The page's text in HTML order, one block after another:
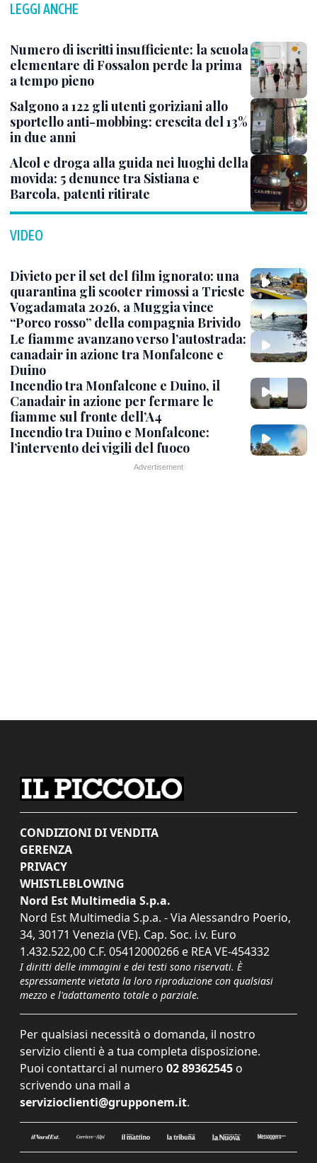
LEGGI ANCHE
Numero di iscritti insufficiente: la scuola
elementare di Fossalon perde la prima
a tempo pieno
Salgono a 122 gli utenti goriziani allo
sportello anti-mobbing: crescita del 13%
in due anni
Alcol e droga alla guida nei luoghi della
movida: 5 denunce tra Sistiana e
Barcola, patenti ritirate
VIDEO
Divieto per il set del film ignorato: una
quarantina gli scooter rimossi a Trieste
Vogadamata 2026, a Muggia vince
“Porco rosso” della compagnia Brivido
Le fiamme avanzano verso l’autostrada:
canadair in azione tra Monfalcone e
Duino
Incendio tra Monfalcone e Duino, il
Canadair in azione per fermare le
fiamme sul fronte dell’A4
Incendio tra Duino e Monfalcone:
l’intervento dei vigili del fuoco
CONDIZIONI DI VENDITA
GERENZA
PRIVACY
WHISTLEBLOWING
Nord Est Multimedia S.p.a.
Nord Est Multimedia S.p.a. - Via Alessandro Poerio,
34, 30171 Venezia (VE). Cap. Soc. i.v. Euro
1.432.522,00 C.F. 05412000266 e REA VE-454332
I diritti delle immagini e dei testi sono riservati. È
espressamente vietata la loro riproduzione con qualsiasi
mezzo e l'adattamento totale o parziale.
Per qualsiasi necessità o domanda, il nostro
servizio clienti è a tua completa disposizione.
Puoi contattarci al numero 02 89362545 o
scrivendo una mail a
servizioclienti@grupponem.it.